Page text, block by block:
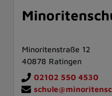
Minoritenstraße 12
40878 Ratingen
02102 550 4530